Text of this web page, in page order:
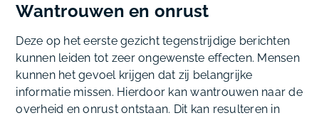
Wantrouwen en onrust
Deze op het eerste gezicht tegenstrijdige berichten
kunnen leiden tot zeer ongewenste effecten. Mensen
kunnen het gevoel krijgen dat zij belangrijke
informatie missen. Hierdoor kan wantrouwen naar de
overheid en onrust ontstaan. Dit kan resulteren in